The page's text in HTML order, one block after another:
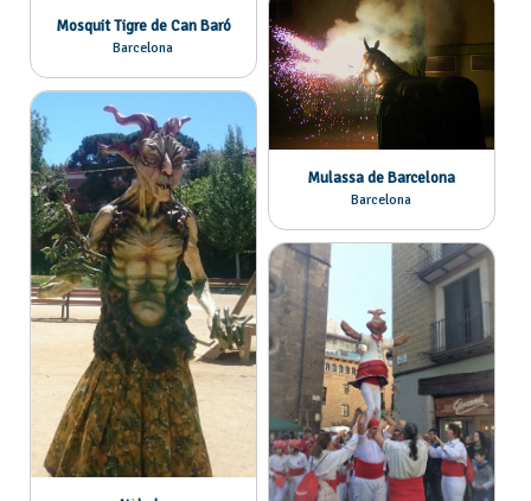
Mosquit Tigre de Can Baró
Barcelona
Mulassa de Barcelona
Barcelona